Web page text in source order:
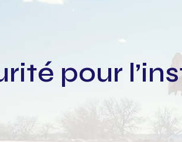
pour